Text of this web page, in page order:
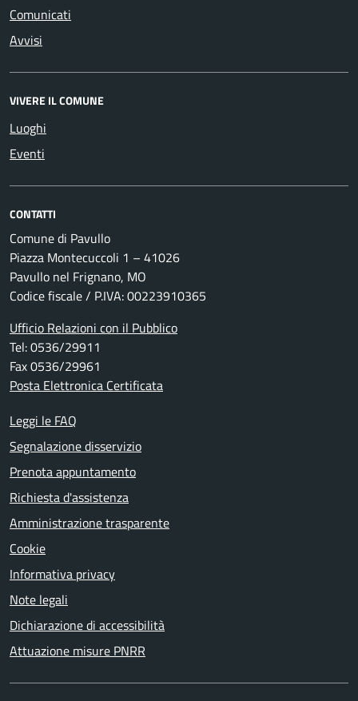
Comunicati
Avvisi
VIVERE IL COMUNE
Luoghi
Eventi
CONTATTI
Comune di Pavullo
Piazza Montecuccoli 1 – 41026
Pavullo nel Frignano, MO
Codice fiscale / P.IVA: 00223910365
Ufficio Relazioni con il Pubblico
Tel: 0536/29911
Fax 0536/29961
Posta Elettronica Certificata
Leggi le FAQ
Segnalazione disservizio
Prenota appuntamento
Richiesta d'assistenza
Amministrazione trasparente
Cookie
Informativa privacy
Note legali
Dichiarazione di accessibilità
Attuazione misure PNRR